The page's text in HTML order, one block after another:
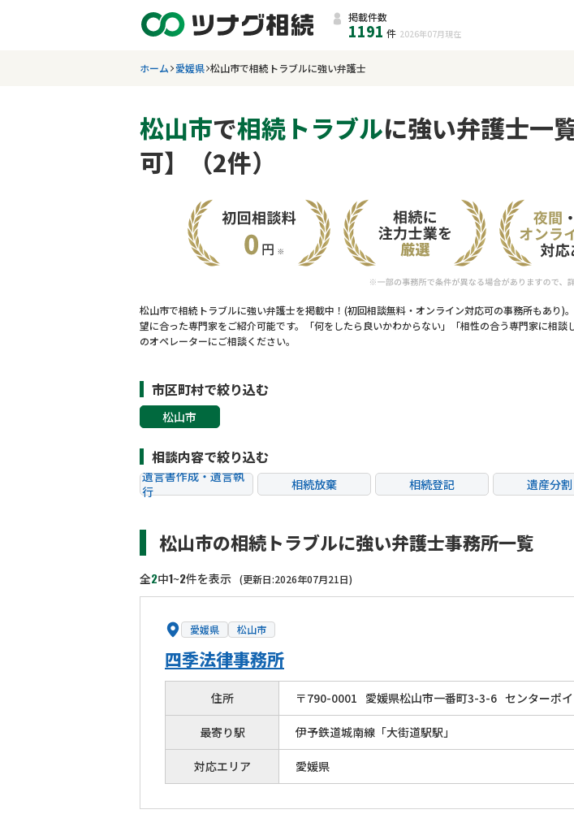
掲載件数
1191 件 2026年07月 現在
ホーム 愛媛県 松山市で相続トラブルに強い弁護士
松山市で相続トラブルに強い弁護士一
可】（2件）
松山市で相続トラブルに強い弁護士を掲載中！(初回相談無料・オンライン対応可の事務所もあり)
望に合った専門家をご紹介可能です。「何をしたら良いかわからない」「相性の合う専門家に相談
のオペレーターにご相談ください。
市区町村で絞り込む
松山市
相談内容で絞り込む
遺言書作成・遺言執
行
相続放棄 相続登記 遺産分割
贈与税
生前対策 相続人調査 相続財産調
松山市の相続トラブルに強い弁護士事務所一覧
全2中1~2件を表示 (更新日:2026年07月21日)
愛媛県 松山市
四季法律事務所
住所 〒790-0001 愛媛県松山市一番町3-3-6 センターポ
最寄り駅 伊予鉄道城南線「大街道駅駅」
対応エリア 愛媛県